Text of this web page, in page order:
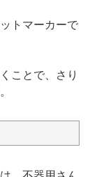
トマーカーで
ことで、さり